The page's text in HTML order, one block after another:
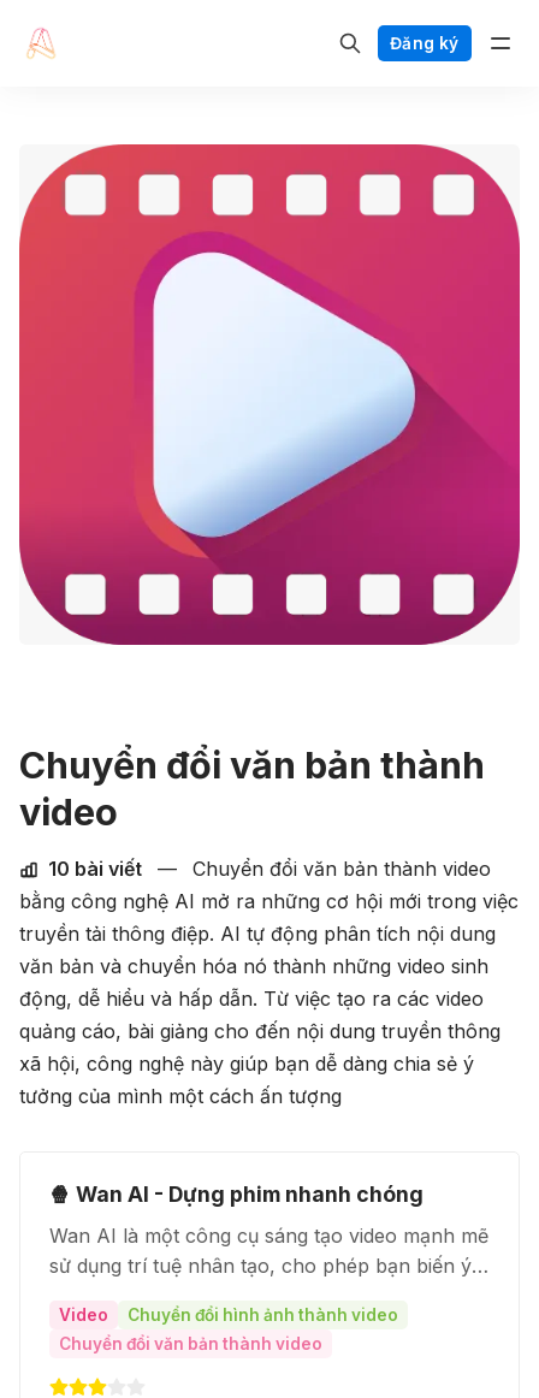
Đăng ký
Chuyển đổi văn bản thành
video
10 bài viết —
Chuyển đổi văn bản thành video
bằng công nghệ AI mở ra những cơ hội mới trong việc
truyền tải thông điệp. AI tự động phân tích nội dung
văn bản và chuyển hóa nó thành những video sinh
động, dễ hiểu và hấp dẫn. Từ việc tạo ra các video
quảng cáo, bài giảng cho đến nội dung truyền thông
xã hội, công nghệ này giúp bạn dễ dàng chia sẻ ý
tưởng của mình một cách ấn tượng
🍿 Wan AI - Dựng phim nhanh chóng
Wan AI là một công cụ sáng tạo video mạnh mẽ
sử dụng trí tuệ nhân tạo, cho phép bạn biến ý
ảnh
Video
Chuyển đổi hình ảnh thành video
Chuyển đổi văn bản thành video